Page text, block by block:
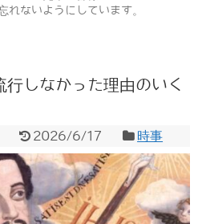
れないようにしています。
行しなかった理由のいく
2026/6/17 時事